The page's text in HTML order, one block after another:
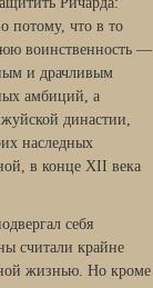
потому, что в то
воинственность —
и драчливым
амбиций, а
династии,
наследных
в конце XII века
себя
считали крайне
жизнью. Но кроме